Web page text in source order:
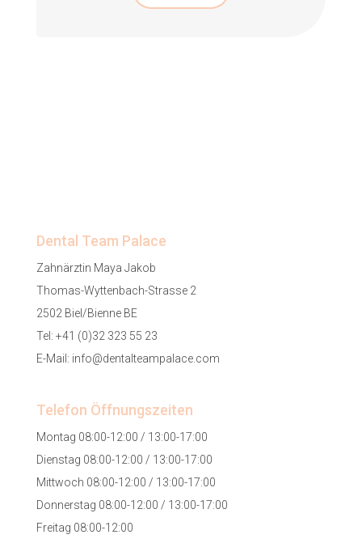
Dental Team Palace
Zahnärztin Maya Jakob
Thomas-Wyttenbach-Strasse 2
2502 Biel/Bienne BE
Tel: +41 (0)32 323 55 23
E-Mail: info@dentalteampalace.com
Telefon Öffnungszeiten
Montag 08:00-12:00 / 13:00-17:00
Dienstag 08:00-12:00 / 13:00-17:00
Mittwoch 08:00-12:00 / 13:00-17:00
Donnerstag 08:00-12:00 / 13:00-17:00
Freitag 08:00-12:00